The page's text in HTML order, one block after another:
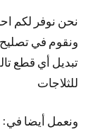
نحن نوفر لكم
ونقوم في تصليح
تبديل أي قطع
للثلاجات
ونعمل أيضا في: